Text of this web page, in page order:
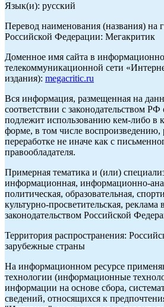
Язык(и): русский
Перевод наименования (названия) на
Российской Федерации: Мегакритик
Доменное имя сайта в
телекоммуникационной сети
издания): megacritic.ru
Вся информация, размещенная на
соответствии с законодательством
подлежит использованию кем-либо в
форме, в том числе воспроизведению,
переработке не иначе как с
правообладателя.
Примерная тематика и (или)
информационная, информационно-
политическая, образовательная,
культурно-просветительская, реклама
законодательством Российской
Территория распространения:
зарубежные страны
На информационном ресурсе
технологии (информационные
информации на основе сбора,
сведений, относящихся к